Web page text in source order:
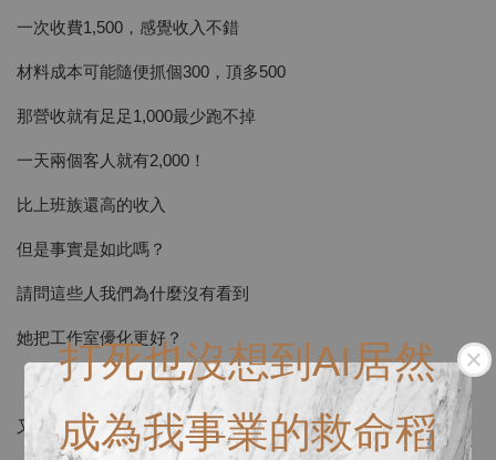
打死也沒想到AI居然
成為我事業的救命稻
一次收費1,500，感覺收入不錯
材料成本可能隨便抓個300，頂多500
那營收就有足足1,000最少跑不掉
一天兩個客人就有2,000！
比上班族還高的收入
但是事實是如此嗎？
請問這些人我們為什麼沒有看到
她把工作室優化更好？
（通常賺了很多錢再投資到自己工作上很正常）
又為什麼我們沒有看到他買房？